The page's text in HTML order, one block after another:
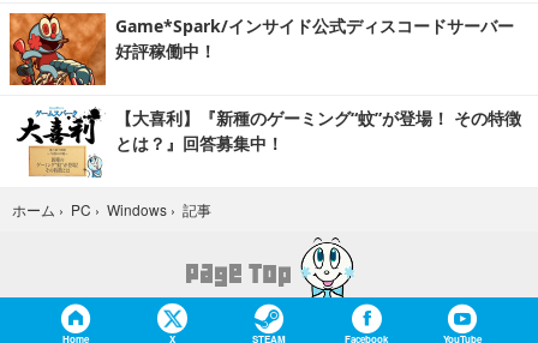
Game*Spark/インサイド公式ディスコードサーバー
好評稼働中！
【大喜利】『新種のゲーミング“蚊”が登場！ その特徴
とは？』回答募集中！
ホーム › PC › Windows › 記事
Home X STEAM Facebook YouTube